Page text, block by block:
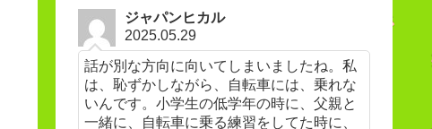
ジャパンヒカル
2025.05.29
話が別な方向に向いてしまいましたね。私
は、恥ずかしながら、自転車には、乗れな
いんです。小学生の低学年の時に、父親と
一緒に、自転車に乗る練習をしてた時に、